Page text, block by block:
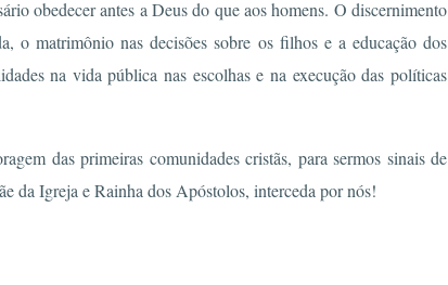
obedecer antes a Deus do que aos homens. O discernimento
o matrimônio nas decisões sobre os filhos e a educação dos
na vida pública nas escolhas e na execução das políticas
das primeiras comunidades cristãs, para sermos sinais de
da Igreja e Rainha dos Apóstolos, interceda por nós!